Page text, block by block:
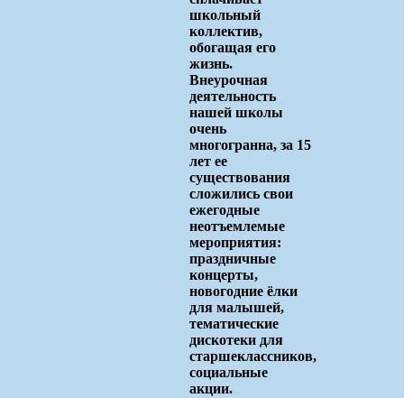
школьный
коллектив,
обогащая его
жизнь.
Внеурочная
деятельность
нашей школы
очень
многогранна, за 15
лет ее
существования
сложились свои
ежегодные
неотъемлемые
мероприятия:
праздничные
концерты,
новогодние ёлки
для малышей,
тематические
дискотеки для
старшеклассников,
социальные
акции.